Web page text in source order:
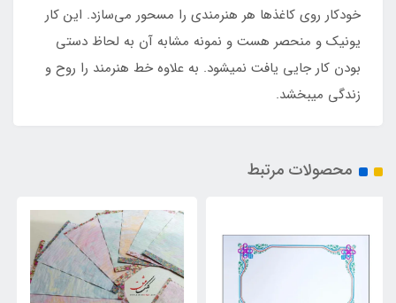
خودکار روی کاغذها هر هنرمندی را مسحور می‌سازد. این کار
یونیک و منحصر هست و نمونه مشابه آن به لحاظ دستی
بودن کار جایی یافت نمی‏شود. به علاوه خط هنرمند را روح و
زندگی می‏بخشد.
محصولات مرتبط